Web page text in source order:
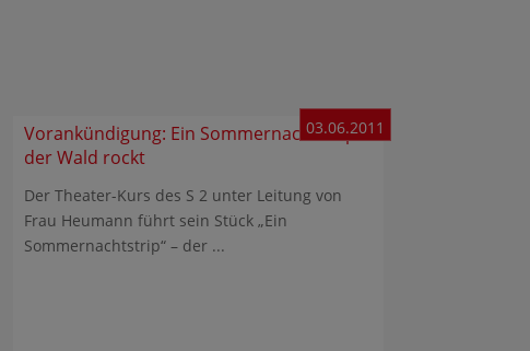
Vorankündigung: Ein Sommernachtstrip –
der Wald rockt
03.06.2011
Der Theater-Kurs des S 2 unter Leitung von
Frau Heumann führt sein Stück „Ein
Sommernachtstrip“ – der ...